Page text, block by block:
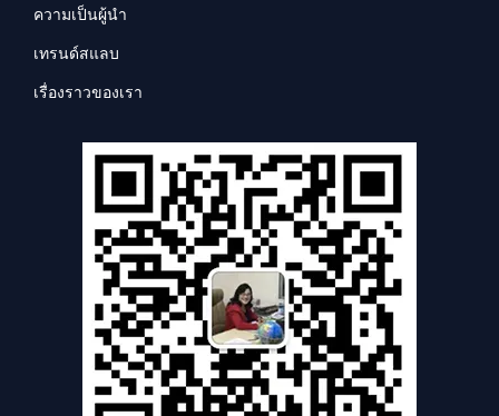
ความเป็นผู้นำ
เทรนด์สแลบ
เรื่องราวของเรา